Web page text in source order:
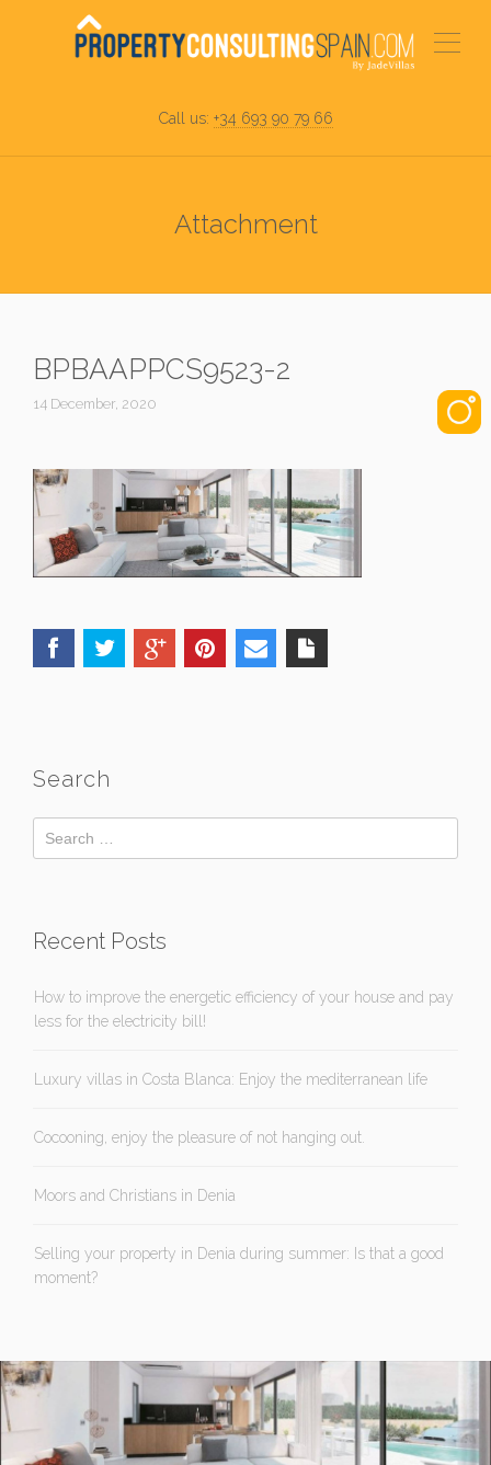
Call us: +34 693 90 79 66
Attachment
BPBAAPPCS9523-2
14 December, 2020
Search
Recent Posts
How to improve the energetic efficiency of your house and pay
less for the electricity bill!
Luxury villas in Costa Blanca: Enjoy the mediterranean life
Cocooning, enjoy the pleasure of not hanging out.
Moors and Christians in Denia
Selling your property in Denia during summer: Is that a good
moment?